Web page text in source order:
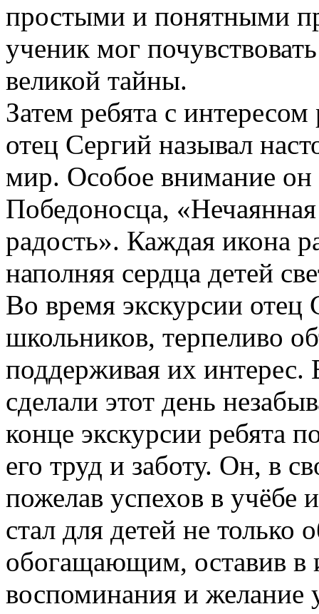
простыми и понятными
ученик мог
великой тайны.
Затем ребята с
отец Сергий называл
мир. Особое внимание он
Победоносца,
радость». Каждая икона
наполняя сердца детей
Во время экскурсии отец
школьников, терпеливо
поддерживая их интерес.
сделали этот день
конце экскурсии ребята
его труд и заботу. Он, в
пожелав успехов в учёбе
стал для детей не только
обогащающим, оставив в
воспоминания и желание